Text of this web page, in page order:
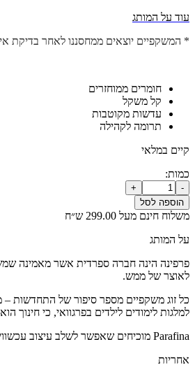
עוד על המותג
* המשקפיים יוצאים ממחסננו לאחר בדיקת
חומרים ממוחזרים
קל משקל
עדשות מקוטבות
תרומה לקהילה
קיים במלאי
כמות:
כמות
של
משקפי
שמש
MAR
-
+
הוספה לסל
משלוח חינם מעל 299.00 ש״ח
על המותג
לאוצר של ממש.
למלגות לימודים לילדים בפרגוואי, כי חינוך
Parafina מוכיחים שאפשר לשלב עיצוב עכשווי עם אחריות סביבתית וליצור מוצרים שלא רק נראים טוב, אלא גם עושים טוב. כי לפעמים, כל מה שצריך כדי לראות את העולם אחרת זה זוג משקפיים חדש.
אחריות